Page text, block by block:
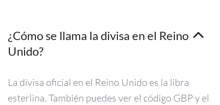
¿Cómo se llama la divisa en el Reino
Unido?
La divisa oficial en el Reino Unido es la libra
esterlina. También puedes ver el código GBP y el